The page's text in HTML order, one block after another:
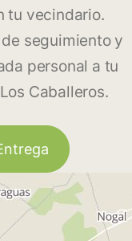
tu vecindario.
seguimiento y
personal a tu
Caballeros.